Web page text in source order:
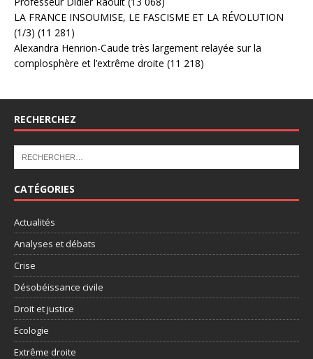
LA FRANCE INSOUMISE, LE FASCISME ET LA RÉVOLUTION
(1/3) (11 281)
Alexandra Henrion-Caude très largement relayée sur la
complosphère et l’extrême droite (11 218)
RECHERCHEZ
CATÉGORIES
Actualités
Analyses et débats
Crise
Désobéissance civile
Droit et justice
Ecologie
Extrême droite